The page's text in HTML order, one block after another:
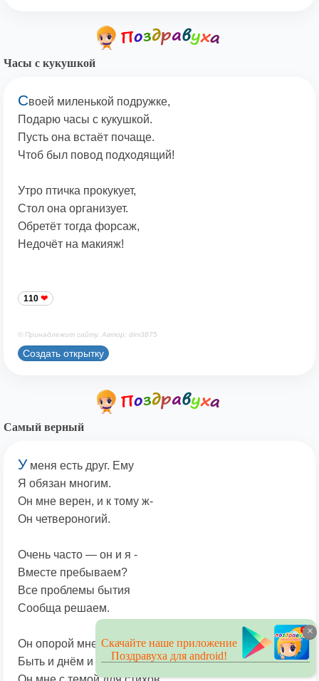
Часы с кукушкой
Своей миленькой подружке,
Подарю часы с кукушкой.
Пусть она встаёт почаще.
Чтоб был повод подходящий!
Утро птичка прокукует,
Стол она организует.
Обретёт тогда форсаж,
Недочёт на макияж!
110
© Принадлежит сайту. Автор: dim3875
Создать открытку
Самый верный
У меня есть друг. Ему
Я обязан многим.
Он мне верен, и к тому ж-
Он четвероногий.
Очень часто — он и я -
Вместе пребываем?
Все проблемы бытия
Сообща решаем.
Он опорой мне готов
Быть и днём и ночью,
×
Скачайте наше приложение
Поздравуха для android!